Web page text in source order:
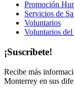
Promoción
Servicios de
Voluntarios
Voluntarios
¡Suscríbete!
Recibe más
Monterrey en sus